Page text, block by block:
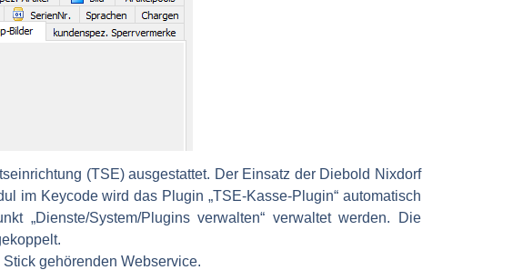
(TSE) ausgestattet. Der Einsatz der Diebold Nixdorf
im Keycode wird das Plugin „TSE-Kasse-Plugin“ automatisch
„Dienste/System/Plugins verwalten“ verwaltet werden. Die
gehörenden Webservice.